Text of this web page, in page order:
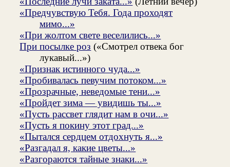
«Предчувствую Тебя. Года проходят
мимо...»
«При жолтом свете веселились...»
При посылке роз («Смотрел отвека бог
лукавый...»)
«Признак истинного чуда...»
«Пробивалась певучим потоком...»
«Прозрачные, неведомые тени...»
«Пройдет зима — увидишь ты...»
«Пусть рассвет глядит нам в очи...»
«Пусть я покину этот град...»
«Пытался сердцем отдохнуть я...»
«Разгадал я, какие цветы...»
«Разгораются тайные знаки...»